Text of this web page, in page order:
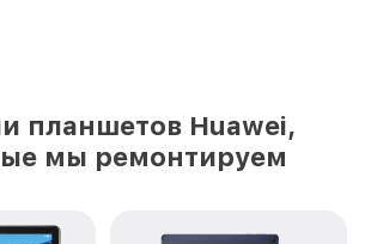
планшетов Huawei,
мы ремонтируем